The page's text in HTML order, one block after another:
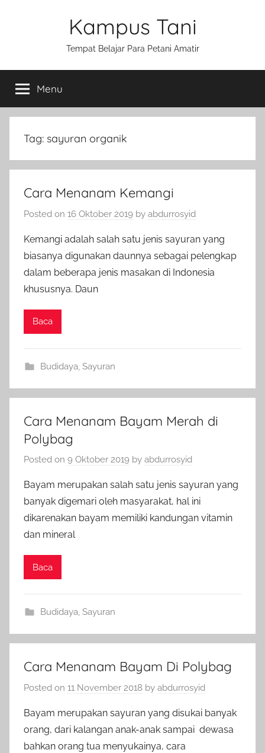
Kampus Tani
Tempat Belajar Para Petani Amatir
Menu
Tag: sayuran organik
Cara Menanam Kemangi
Posted on 16 Oktober 2019 by abdurrosyid
Kemangi adalah salah satu jenis sayuran yang
biasanya digunakan daunnya sebagai pelengkap
dalam beberapa jenis masakan di Indonesia
khususnya. Daun
Baca
Budidaya Sayuran
Cara Menanam Bayam Merah di
Polybag
Posted on 9 Oktober 2019 by abdurrosyid
Bayam merupakan salah satu jenis sayuran yang
banyak digemari oleh masyarakat, hal ini
dikarenakan bayam memiliki kandungan vitamin
dan mineral
Baca
Budidaya, Sayuran
Cara Menanam Bayam Di Polybag
Posted on 11 November 2018 by abdurrosyid
Bayam merupakan sayuran yang disukai banyak
orang, dari kalangan anak-anak sampai dewasa
bahkan orang tua menyukainya, cara